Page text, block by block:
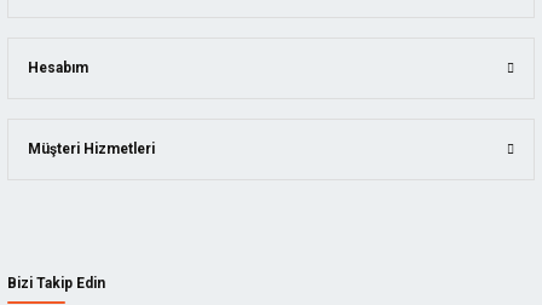
Bizi Takip Edin
Hesabım
Müşteri Hizmetleri